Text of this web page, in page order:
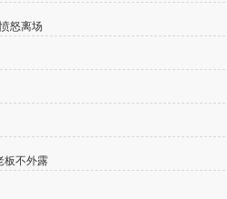
怒离场
板不外露